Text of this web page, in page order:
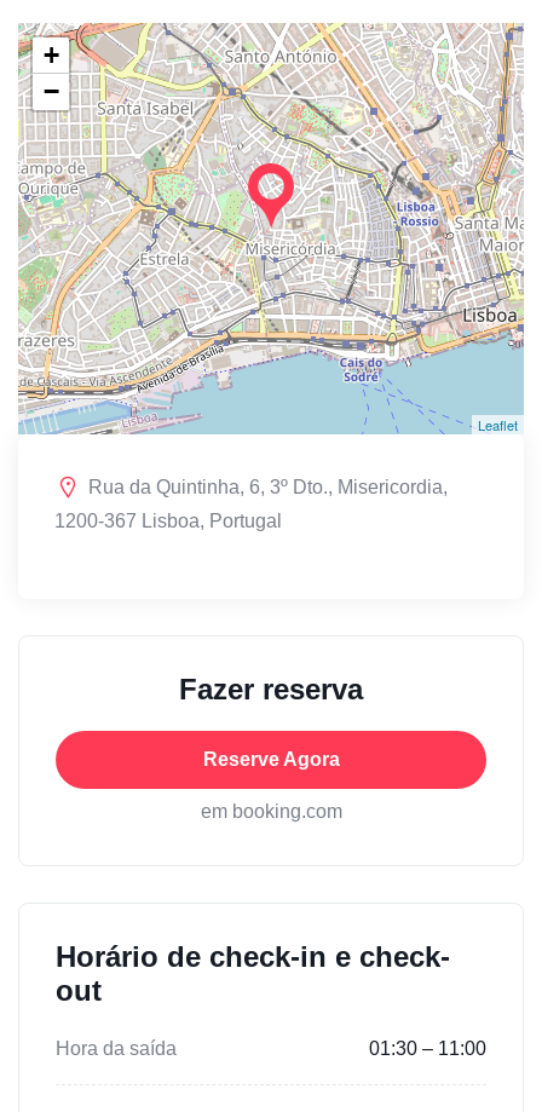
+
−
Leaflet
Rua da Quintinha, 6, 3º Dto., Misericordia,
1200-367 Lisboa, Portugal
Fazer reserva
Reserve Agora
em booking.com
Horário de check-in e check-
out
Hora da saída 01:30 – 11:00